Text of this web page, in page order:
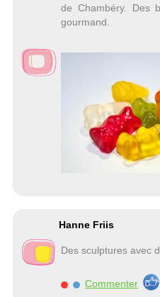
de Chambéry. Des
gourmand.
Hanne Friis
Des sculptures avec
Commenter